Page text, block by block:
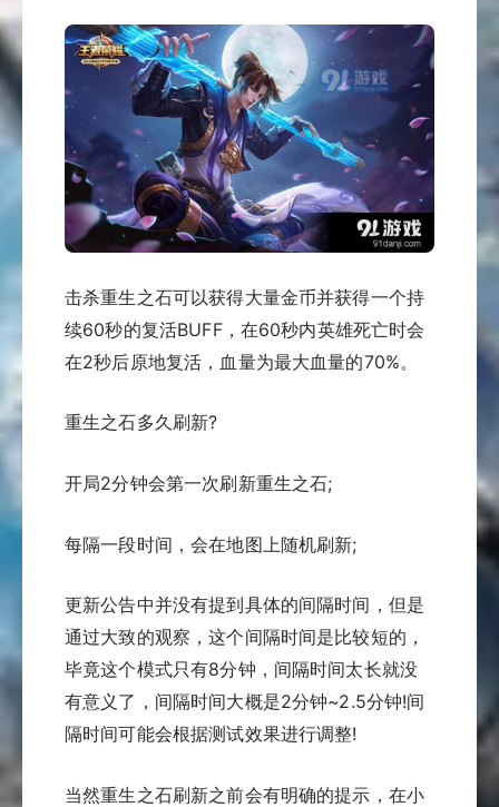
击杀重生之石可以获得大量金币并获得一个持
续60秒的复活BUFF，在60秒内英雄死亡时会
在2秒后原地复活，血量为最大血量的70%。
重生之石多久刷新?
开局2分钟会第一次刷新重生之石;
每隔一段时间，会在地图上随机刷新;
更新公告中并没有提到具体的间隔时间，但是
通过大致的观察，这个间隔时间是比较短的，
毕竟这个模式只有8分钟，间隔时间太长就没
有意义了，间隔时间大概是2分钟~2.5分钟!间
隔时间可能会根据测试效果进行调整!
当然重生之石刷新之前会有明确的提示，在小